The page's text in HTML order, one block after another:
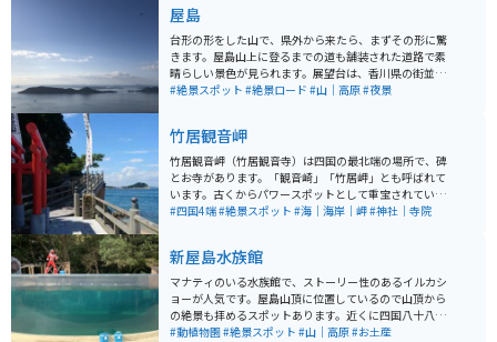
屋島
台形の形をした山で、県外から来たら、まずその形に驚
きます。屋島山上に登るまでの道も舗装された道路で素
晴らしい景色が見られます。展望台は、香川県の街並み
や瀬戸大橋、瀬戸内の多島美が一望できるスポットで
#絶景スポット #絶景ロード #山｜高原#夜景
竹居観音岬
竹居観音岬（竹居観音寺）は四国の最北端の場所で、碑
とお寺があります。「観音崎」「竹居岬」とも呼ばれて
います。古くからパワースポットとして重宝されていま
す。高松城築城（1590年）にあたって城の鬼門（北東）
ます。断崖絶壁の岩場を縫うように造られた桟橋（参
道）を進むことで、まるで「海上散歩」を行なっている
かのような解放感が得られます。 道からそれたスポット
で、かなりの急勾配です。バイクは転倒の可能性がある
ので安全運転でご訪問ください。
#四国4端#絶景スポット #海｜海岸｜岬#神社｜寺院
新屋島水族館
マナティのいる水族館で、ストーリー性のあるイルカシ
ョーが人気です。屋島山頂に位置しているので山頂から
の絶景も拝めるスポットあります。近くに四国八十八ヶ
所の第84番札所である屋島寺もあり、駐車場からの道中
#動植物園#絶景スポット #山｜高原#お土産